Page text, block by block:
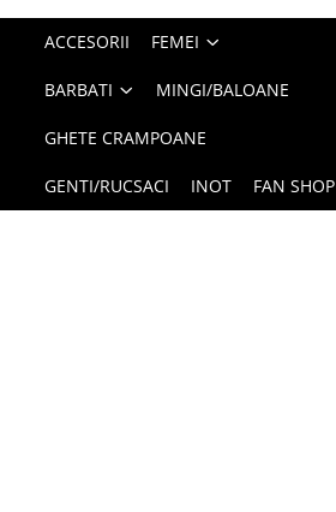
ACCESORII FEMEI
BARBATI MINGI/BALOANE
GHETE CRAMPOANE
GENTI/RUCSACI INOT FAN SHOP